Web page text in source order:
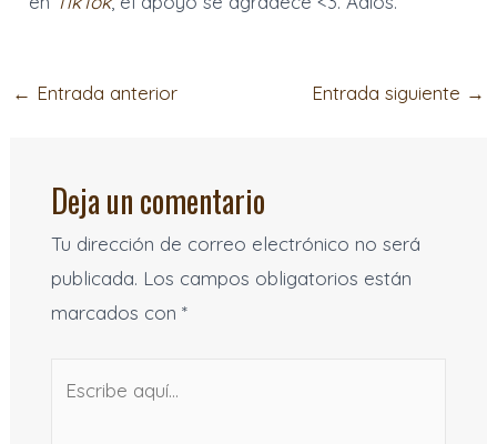
← Entrada anterior Entrada siguiente →
Deja un comentario
Tu dirección de correo electrónico no será
publicada. Los campos obligatorios están
marcados con *